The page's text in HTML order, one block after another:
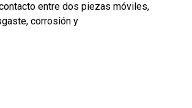
entre dos piezas móviles,
corrosión y